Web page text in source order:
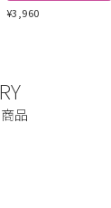
¥3,960